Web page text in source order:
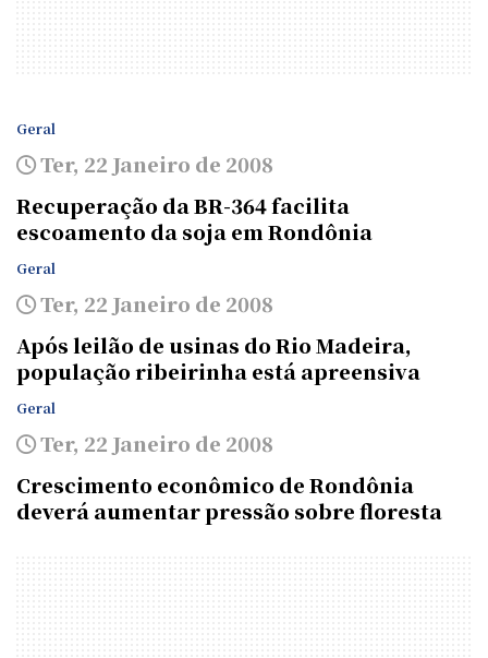
Geral
Ter, 22 Janeiro de 2008
Recuperação da BR-364 facilita
escoamento da soja em Rondônia
Geral
Ter, 22 Janeiro de 2008
Após leilão de usinas do Rio Madeira,
população ribeirinha está apreensiva
Geral
Ter, 22 Janeiro de 2008
Crescimento econômico de Rondônia
deverá aumentar pressão sobre floresta